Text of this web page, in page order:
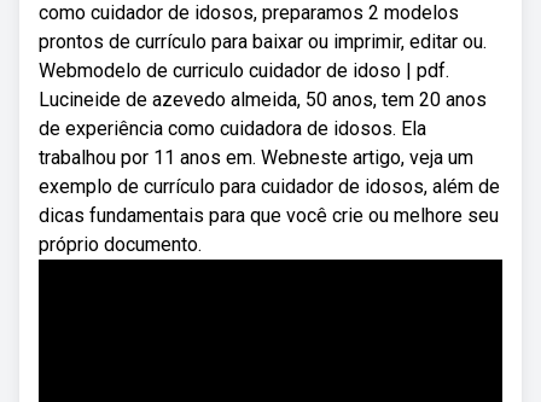
como cuidador de idosos, preparamos 2 modelos
prontos de currículo para baixar ou imprimir, editar ou.
Webmodelo de curriculo cuidador de idoso | pdf.
Lucineide de azevedo almeida, 50 anos, tem 20 anos
de experiência como cuidadora de idosos. Ela
trabalhou por 11 anos em. Webneste artigo, veja um
exemplo de currículo para cuidador de idosos, além de
dicas fundamentais para que você crie ou melhore seu
próprio documento.